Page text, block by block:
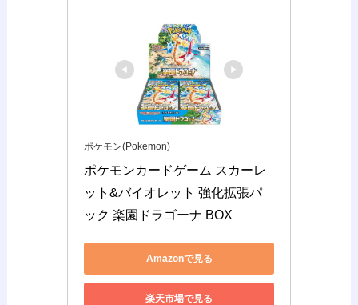
ポケモン(Pokemon)
ポケモンカードゲーム スカーレ
ット&バイオレット 強化拡張パ
ック 楽園ドラゴーナ BOX
Amazonで見る
楽天市場で見る